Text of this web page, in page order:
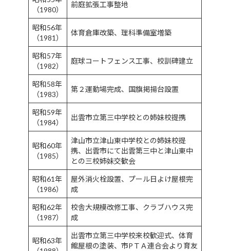
（1980）
前庭拡張工事整地
昭和56年
（1981）
体育倉庫改築、理科準備室増築
昭和57年
（1982）
庭球コートフェンス工事、校訓碑建立
昭和58年
（1983）
第２運動場完成、国旗掲揚台設置
昭和59年
（1984）
出雲市立第三中学校との姉妹校提携
昭和60年
（1985）
津山市立津山東中学校との姉妹校提
携、出雲市にて出雲第三中と津山東中
との三校姉妹交歓会
昭和61年
（1986）
屋外消火栓設置、プール日よけ屋根完
成
昭和62年
（1987）
校舎大規模改修工事、クラブハウス完
成
昭和63年
出雲市立第三中学校来校歓迎式、体育
館屋根の塗装、市PＴＡ連合会より育友